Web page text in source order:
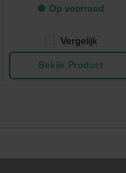
● Op voorraad
Vergelijk
Bekijk Product